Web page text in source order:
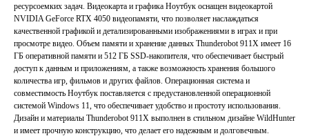
ресурсоемких задач. Видеокарта и графика Ноутбук оснащен видеокартой
NVIDIA GeForce RTX 4050 видеопамяти, что позволяет наслаждаться
качественной графикой и детализированными изображениями в играх и при
просмотре видео. Объем памяти и хранение данных Thunderobot 911X имеет 16
ГБ оперативной памяти и 512 ГБ SSD-накопителя, что обеспечивает быстрый
доступ к данным и приложениям, а также возможность хранения большого
количества игр, фильмов и других файлов. Операционная система и
совместимость Ноутбук поставляется с предустановленной операционной
системой Windows 11, что обеспечивает удобство и простоту использования.
Дизайн и материалы Thunderobot 911X выполнен в стильном дизайне WildHunter
и имеет прочную конструкцию, что делает его надежным и долговечным.